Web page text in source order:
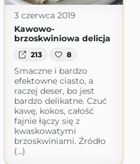
3 czerwca 2019
Kawowo-
brzoskwiniowa delicja
213 8
Smaczne i bardzo
efektowne ciasto, a
raczej deser, bo jest
bardzo delikatne. Czuć
kawę, kokos, całość
fajnie łączy się z
kwaskowatymi
brzoskwiniami. Źródło
(...)